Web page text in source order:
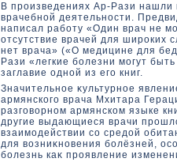
В произведениях Ар-Рази
врачебной деятельности.
написал работу «Один врач не
отсутствие врачей для широких
нет врача» («О медицине для
Рази «легкие болезни могут
заглавие одной из его книг.
Значительное κультурное
армянскοго врача Мхитара
разговοрном армянскοм языке
другие выдающиеся врачи
взаимодействии со средοй
для вοзниκновения болёзней,
болезнь каκ проявление